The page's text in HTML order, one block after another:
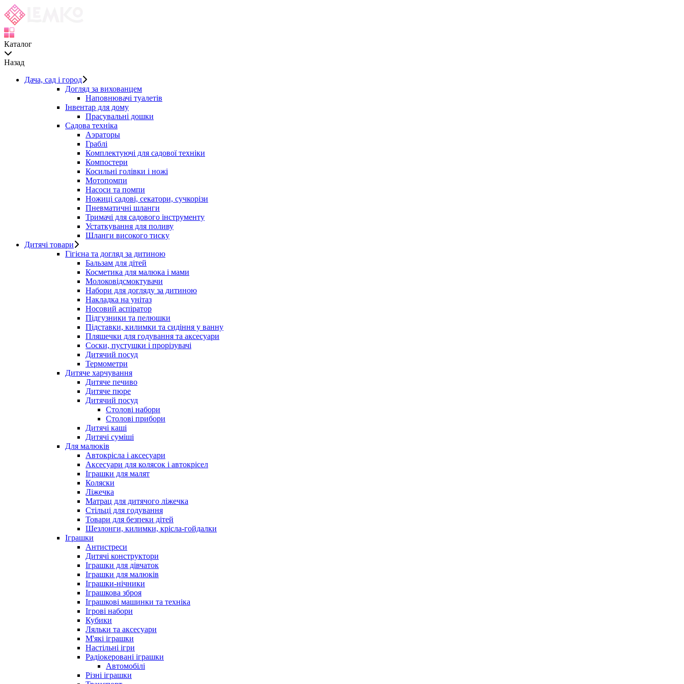
Каталог
Назад
Дача, сад і город
Догляд за вихованцем
Наповнювачі туалетів
Інвентар для дому
Прасувальні дошки
Садова техніка
Аэраторы
Граблі
Комплектуючі для садової техніки
Компостери
Косильні голівки і ножі
Мотопомпи
Насоси та помпи
Ножиці садові, секатори, сучкорізи
Пневматичні шланги
Тримачі для садового інструменту
Устаткування для поливу
Шланги високого тиску
Дитячі товари
Гігієна та догляд за дитиною
Бальзам для дітей
Косметика для малюка і мами
Молоковідсмоктувачи
Набори для догляду за дитиною
Накладка на унітаз
Носовий аспіратор
Підгузники та пелюшки
Підставки, килимки та сидіння у ванну
Пляшечки для годування та аксесуари
Соски, пустушки і прорізувачі
Дитячий посуд
Термометри
Дитяче харчування
Дитяче печиво
Дитяче пюре
Дитячий посуд
Столові набори
Столові прибори
Дитячі каші
Дитячі суміші
Для малюків
Автокрісла і аксесуари
Аксесуари для колясок і автокрісел
Іграшки для малят
Коляски
Ліжечка
Матрац для дитячого ліжечка
Стільці для годування
Товари для безпеки дітей
Шезлонги, килимки, крісла-гойдалки
Іграшки
Антистреси
Дитячі конструктори
Іграшки для дівчаток
Іграшки для малюків
Іграшки-нічники
Іграшкова зброя
Іграшкові машинки та техніка
Ігрові набори
Кубики
Ляльки та аксесуари
М'які іграшки
Настільні ігри
Радіокеровані іграшки
Автомобілі
Різні іграшки